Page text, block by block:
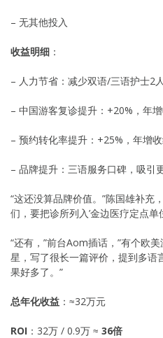
– 无其他投入
收益明细 ：
– 人力节省：减少双语/三语护士2
– 中国游客复诊提升：+20%，年
– 预约转化率提升：+25%，年增
– 品牌提升：三语服务口碑，吸引
“这还没算品牌价值。”陈国雄补充
们，要把诊所列入’金边医疗定点单
“还有，”前台Aom插话，”有个欧
星，写了很长一篇评价，提到多语
果好多了。”
总年化收益 ：≈32万元
ROI ：32万 / 0.9万 ≈ 36倍